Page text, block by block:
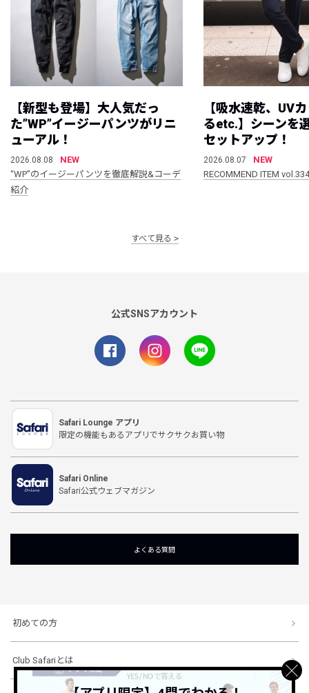
【新型も登場】大人気だっ
た”WP”イージーパンツがリニ
ューアル！
2026.08.08
NEW
“WP”のイージーパンツを徹底解説&コーデ
紹介
【吸水速乾、UV
るetc.】シーンを
セットアップ！
2026.08.07
NEW
RECOMMEND ITEM vol.334
すべて見る
公式SNSアカウント
Safari Lounge アプリ
限定の機能もあるアプリでサクサクお買い物
Safari Online
Safari公式ウェブマガジン
よくある質問
初めての方
Club Safariとは